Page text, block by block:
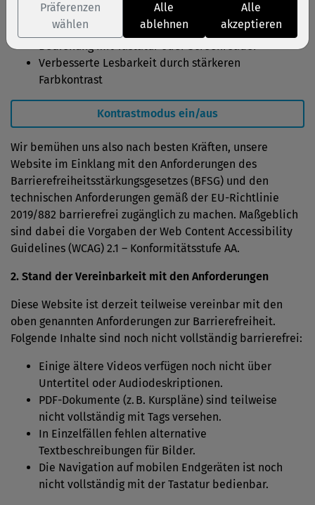
Klare Texte und verständliche Sprache
Bilder mit passenden Beschreibungen
Bedienung mit Tastatur oder Screenreader
Verbesserte Lesbarkeit durch stärkeren
Farbkontrast
Kontrastmodus ein/aus
Wir bemühen uns also nach besten Kräften, unsere
Website im Einklang mit den Anforderungen des
Barrierefreiheitsstärkungsgesetzes (BFSG) und den
technischen Anforderungen gemäß der EU-Richtlinie
2019/882 barrierefrei zugänglich zu machen. Maßgeblich
sind dabei die Vorgaben der Web Content Accessibility
Guidelines (WCAG) 2.1 – Konformitätsstufe AA.
2. Stand der Vereinbarkeit mit den Anforderungen
Diese Website ist derzeit teilweise vereinbar mit den
oben genannten Anforderungen zur Barrierefreiheit.
Folgende Inhalte sind noch nicht vollständig barrierefrei:
Einige ältere Videos verfügen noch nicht über
Untertitel oder Audiodeskriptionen.
PDF-Dokumente (z. B. Kurspläne) sind teilweise
nicht vollständig mit Tags versehen.
In Einzelfällen fehlen alternative
Textbeschreibungen für Bilder.
Die Navigation auf mobilen Endgeräten ist noch
nicht vollständig mit der Tastatur bedienbar.
Präferenzen
wählen
Alle
ablehnen
Alle
akzeptieren